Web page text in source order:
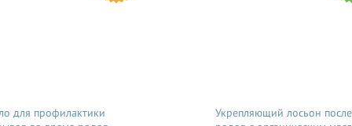
для профилактики
Укрепляющий лосьон после